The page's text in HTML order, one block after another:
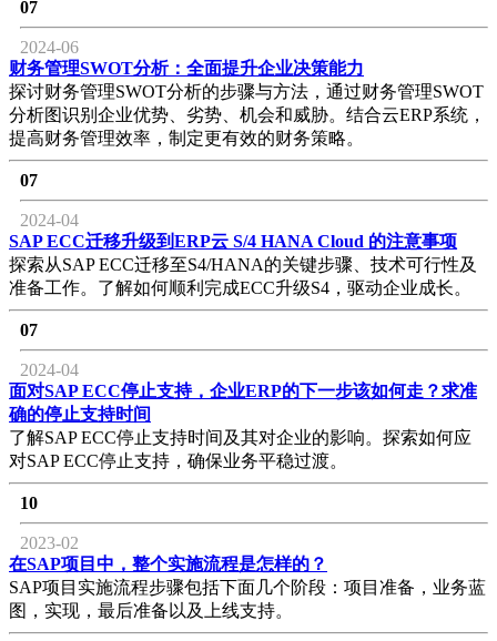
07
2024-06
财务管理SWOT分析：全面提升企业决策能力
探讨财务管理SWOT分析的步骤与方法，通过财务管理SWOT
分析图识别企业优势、劣势、机会和威胁。结合云ERP系统，
提高财务管理效率，制定更有效的财务策略。
07
2024-04
SAP ECC迁移升级到ERP云 S/4 HANA Cloud 的注意事项
探索从SAP ECC迁移至S4/HANA的关键步骤、技术可行性及
准备工作。了解如何顺利完成ECC升级S4，驱动企业成长。
07
2024-04
面对SAP ECC停止支持，企业ERP的下一步该如何走？求准
确的停止支持时间
了解SAP ECC停止支持时间及其对企业的影响。探索如何应
对SAP ECC停止支持，确保业务平稳过渡。
10
2023-02
在SAP项目中，整个实施流程是怎样的？
SAP项目实施流程步骤包括下面几个阶段：项目准备，业务蓝
图，实现，最后准备以及上线支持。